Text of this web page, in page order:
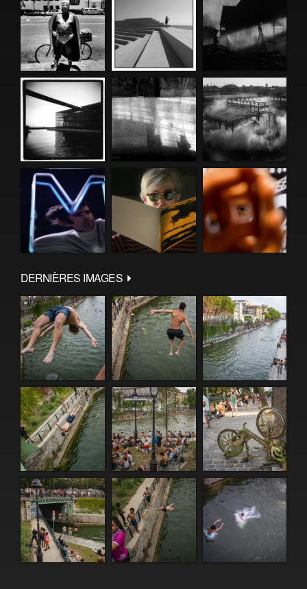
DERNIÈRES IMAGES